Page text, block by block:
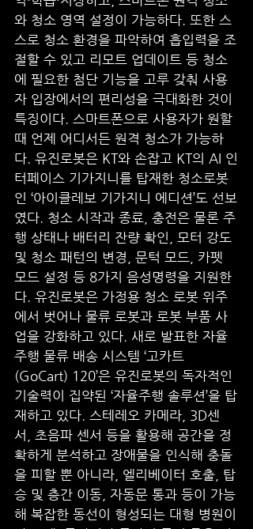
와 청소 영역 설정이 가능하다. 또한 스
스로 청소 환경을 파악하여 흡입력을 조
절할 수 있고 리모트 업데이트 등 청소
에 필요한 첨단 기능을 고루 갖춰 사용
자 입장에서의 편리성을 극대화한 것이
특징이다. 스마트폰으로 사용자가 원할
때 언제 어디서든 원격 청소가 가능하
다. 유진로봇은 KT와 손잡고 KT의 AI 인
터페이스 기가지니를 탑재한 청소로봇
인 ‘아이클레보 기가지니 에디션’도 선보
였다. 청소 시작과 종료, 충전은 물론 주
행 상태나 배터리 잔량 확인, 모터 강도
및 청소 패턴의 변경, 문턱 모드, 카펫
모드 설정 등 8가지 음성명령을 지원한
다. 유진로봇은 가정용 청소 로봇 위주
에서 벗어나 물류 로봇과 로봇 부품 사
업을 강화하고 있다. 새로 발표한 자율
주행 물류 배송 시스템 ‘고카트
(GoCart) 120’은 유진로봇의 독자적인
기술력이 집약된 ‘자율주행 솔루션’을 탑
재하고 있다. 스테레오 카메라, 3D센
서, 초음파 센서 등을 활용해 공간을 정
확하게 분석하고 장애물을 인식해 충돌
을 피할 뿐 아니라, 엘리베이터 호출, 탑
승 및 층간 이동, 자동문 통과 등이 가능
해 복잡한 동선이 형성되는 대형 병원이